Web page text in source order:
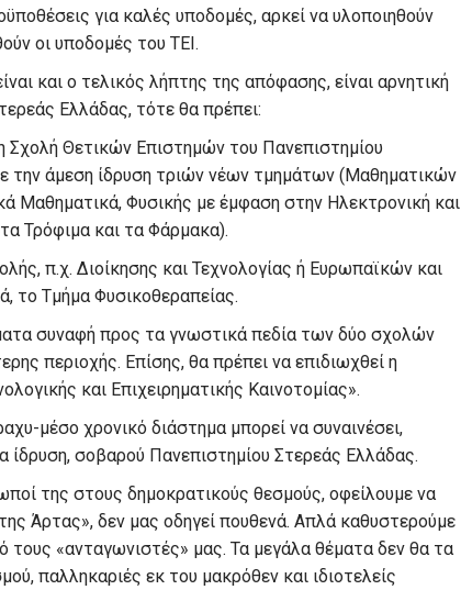
για καλές υποδομές, αρκεί να υλοποιηθούν
οι υποδομές του ΤΕΙ.
και ο τελικός λήπτης της απόφασης, είναι αρνητική
Ελλάδας, τότε θα πρέπει:
Σχολή Θετικών Επιστημών του Πανεπιστημίου
την άμεση ίδρυση τριών νέων τμημάτων (Μαθηματικών
Μαθηματικά, Φυσικής με έμφαση στην Ηλεκτρονική και
Τρόφιμα και τα Φάρμακα).
π.χ. Διοίκησης και Τεχνολογίας ή Ευρωπαϊκών και
το Τμήμα Φυσικοθεραπείας.
συναφή προς τα γνωστικά πεδία των δύο σχολών
περιοχής. Επίσης, θα πρέπει να επιδιωχθεί η
και Επιχειρηματικής Καινοτομίας».
μέσο χρονικό διάστημα μπορεί να συναινέσει,
ίδρυση, σοβαρού Πανεπιστημίου Στερεάς Ελλάδας.
της στους δημοκρατικούς θεσμούς, οφείλουμε να
Άρτας», δεν μας οδηγεί πουθενά. Απλά καθυστερούμε
τους «ανταγωνιστές» μας. Τα μεγάλα θέματα δεν θα τα
παλληκαριές εκ του μακρόθεν και ιδιοτελείς